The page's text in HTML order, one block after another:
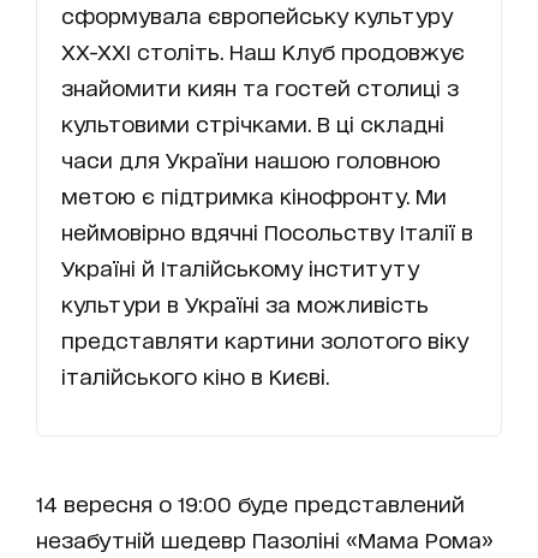
сформувала європейську культуру
ХХ-ХХІ століть. Наш Клуб продовжує
знайомити киян та гостей столиці з
культовими стрічками. В ці складні
часи для України нашою головною
метою є підтримка кінофронту. Ми
неймовірно вдячні Посольству Італії в
Україні й Італійському інституту
культури в Україні за можливість
представляти картини золотого віку
італійського кіно в Києві.
14 вересня о 19:00 буде представлений
незабутній шедевр Пазоліні «Мама Рома»